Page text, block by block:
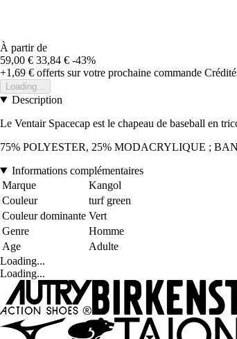
À partir de
59,00 € 33,84 € -43%
+1,69 € offerts sur votre prochaine commande
Loading...
Description
Le Ventair Spacecap est le chapeau de baseball en
75% POLYESTER, 25% MODACRYLIQUE ;
Informations complémentaires
Marque
Kangol
Couleur
turf green
Couleur dominante Vert
Genre
Homme
Age
Adulte
Loading...
Loading...